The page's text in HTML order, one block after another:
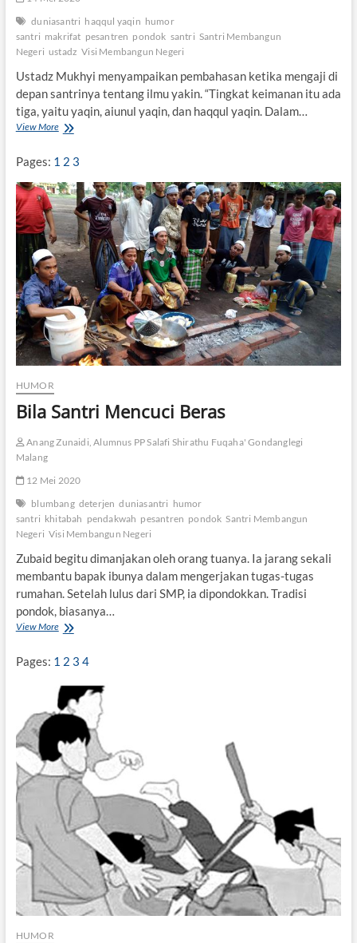
duniasantri haqqul yaqin humor
santri makrifat pesantren pondok santri Santri Membangun
Negeri ustadz Visi Membangun Negeri
Ustadz Mukhyi menyampaikan pembahasan ketika mengaji di
depan santrinya tentang ilmu yakin. “Tingkat keimanan itu ada
tiga, yaitu yaqin, aiunul yaqin, dan haqqul yaqin. Dalam…
View MoreI
m
u
Y
a
k
i
n
S
a
n
t
r
i
Pages: 1 2 3
HUMOR
Bila Santri Mencuci Beras
Anang Zunaidi, Alumnus PP Salafi Shirathu Fuqaha' Gondanglegi
Malang
12 Mei 2020
blumbang deterjen duniasantri humor
santri khitabah pendakwah pesantren pondok Santri Membangun
Negeri Visi Membangun Negeri
Zubaid begitu dimanjakan oleh orang tuanya. Ia jarang sekali
membantu bapak ibunya dalam mengerjakan tugas-tugas
rumahan. Setelah lulus dari SMP, ia dipondokkan. Tradisi
pondok, biasanya…
View MoreB
a
S
a
n
r
i
M
e
c
u
i
B
e
r
a
Pages: 1 2 3 4
HUMOR